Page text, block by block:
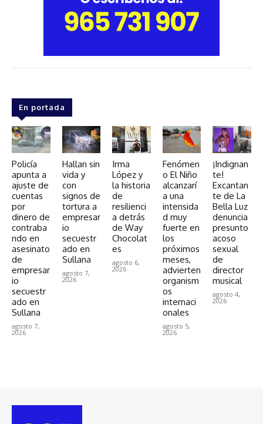
En portada
Policía
apunta a
ajuste de
cuentas
por
dinero de
contraba
ndo en
asesinato
de
empresar
io
secuestr
ado en
Sullana
agosto 7,
2026
Hallan sin
vida y
con
signos de
tortura a
empresar
io
secuestr
ado en
Sullana
agosto 7,
2026
Irma
López y
la historia
de
resilienci
a detrás
de Way
Chocolat
es
agosto 6,
2026
Fenómen
o El Niño
alcanzarí
a una
intensida
d muy
fuerte en
los
próximos
meses,
advierten
organism
os
internaci
onales
agosto 5,
2026
¡Indignan
te!
Excantan
te de La
Bella Luz
denuncia
presunto
acoso
sexual
de
director
musical
agosto 4,
2026